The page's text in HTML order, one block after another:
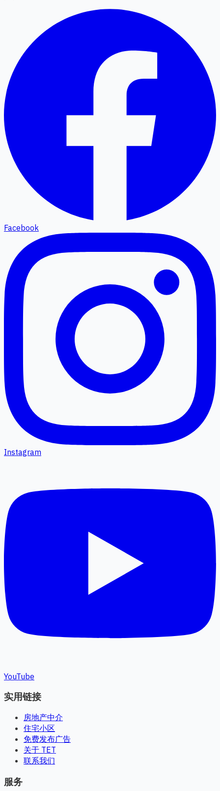
Facebook
Instagram
YouTube
实用链接
房地产中介
住宅小区
免费发布广告
关于 TET
联系我们
服务